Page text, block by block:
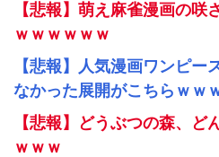
【悲報】萌え麻雀漫画の咲
ｗｗｗｗｗｗ
【悲報】人気漫画ワンピー
なかった展開がこちらｗｗ
【悲報】どうぶつの森、ど
ｗｗｗ